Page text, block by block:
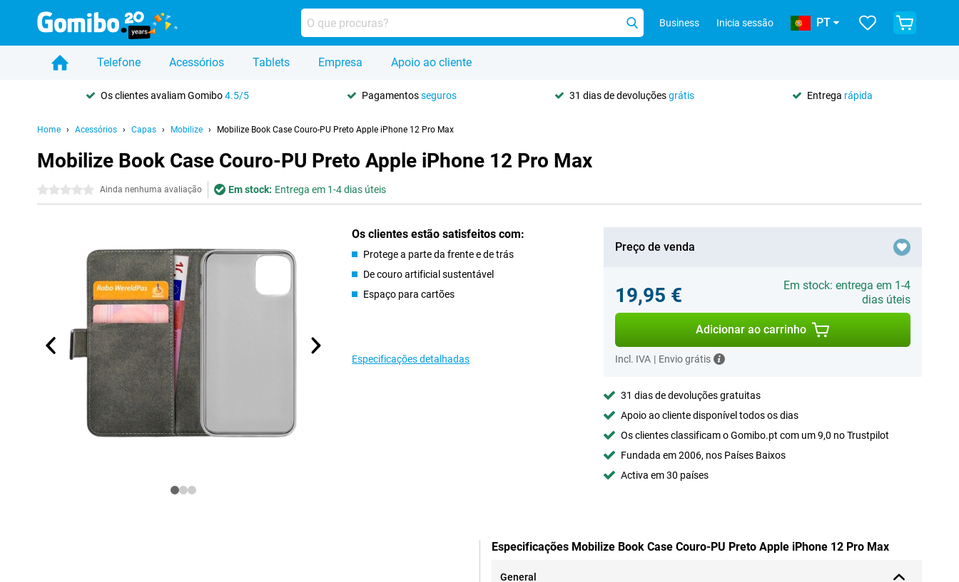
Business Inicia sessão PT
Telefone Acessórios Tablets Empresa Apoio ao cliente
Os clientes avaliam Gomibo4.5/5 Pagamentosseguros 31 dias de devoluçõesgrátis Entrega rápida
Home Acessórios Capas Mobilize Mobilize Book Case Couro-PU Preto Apple iPhone 12 Pro Max
Mobilize Book Case Couro-PU Preto Apple iPhone 12 Pro Max
0 estrelas Ainda nenhuma avaliação Em stock: Entrega em 1-4 dias úteis
Os clientes estão satisfeitos com:
Protege a parte da frente e de trás
De couro artificial sustentável
Espaço para cartões
Especificações detalhadas
Preço de venda
19,95 €
Em stock: entrega em 1-4
dias úteis
Adicionar ao carrinho
Incl. IVA | Envio grátis
31 dias de devoluções gratuitas
Apoio ao cliente disponível todos os dias
Os clientes classificam o Gomibo.pt com um 9,0 no Trustpilot
Fundada em 2006, nos Países Baixos
Activa em 30 países
Especificações Mobilize Book Case Couro-PU Preto Apple iPhone 12 Pro Max
General